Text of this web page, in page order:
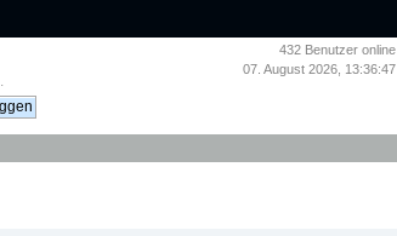
432 Benutzer online
07. August 2026, 13:36:47
.